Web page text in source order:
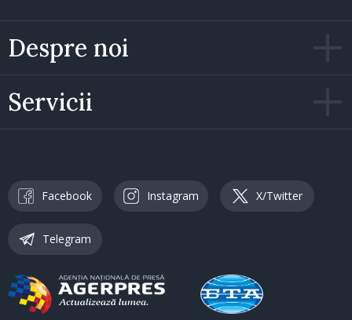
Despre noi
Servicii
Facebook Instagram X/Twitter
Telegram